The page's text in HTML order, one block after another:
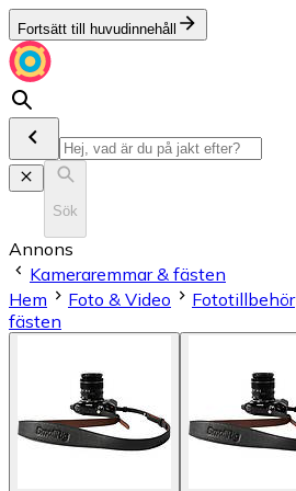
Fortsätt till huvudinnehåll
Sök
Annons
Kameraremmar & fästen
Hem
Foto & Video Fototillbehör
fästen